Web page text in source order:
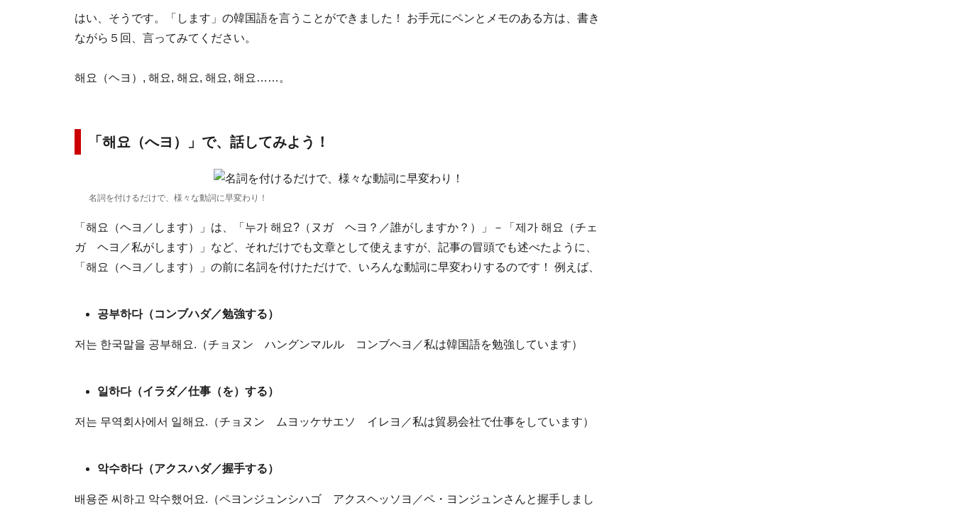
はい、そうです。「します」の韓国語を言うことができました！ お手元にペンとメモのある方は、書き
ながら５回、言ってみてください。
해요（ヘヨ）, 해요, 해요, 해요, 해요……。
「해요（へヨ）」で、話してみよう！
名詞を付けるだけで、様々な動詞に早変わり！
「해요（ヘヨ／します）」は、「누가 해요?（ヌガ ヘヨ？／誰がしますか？）」－「제가 해요（チェ
ガ ヘヨ／私がします）」など、それだけでも文章として使えますが、記事の冒頭でも述べたように、
「해요（ヘヨ／します）」の前に名詞を付けただけで、いろんな動詞に早変わりするのです！ 例えば、
공부하다（コンブハダ／勉強する）
저는 한국말을 공부해요.（チョヌン ハングンマルル コンブヘヨ／私は韓国語を勉強しています）
일하다（イラダ／仕事（を）する）
저는 무역회사에서 일해요.（チョヌン ムヨッケサエソ イレヨ／私は貿易会社で仕事をしています）
악수하다（アクスハダ／握手する）
배용준 씨하고 악수했어요.（ペヨンジュンシハゴ アクスヘッソヨ／ペ・ヨンジュンさんと握手しまし